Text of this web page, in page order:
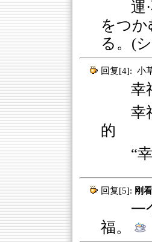
運
をつ
る。(
回复[4]: 小
幸福
幸
的
“
回复[5]: 刚
一个
福。